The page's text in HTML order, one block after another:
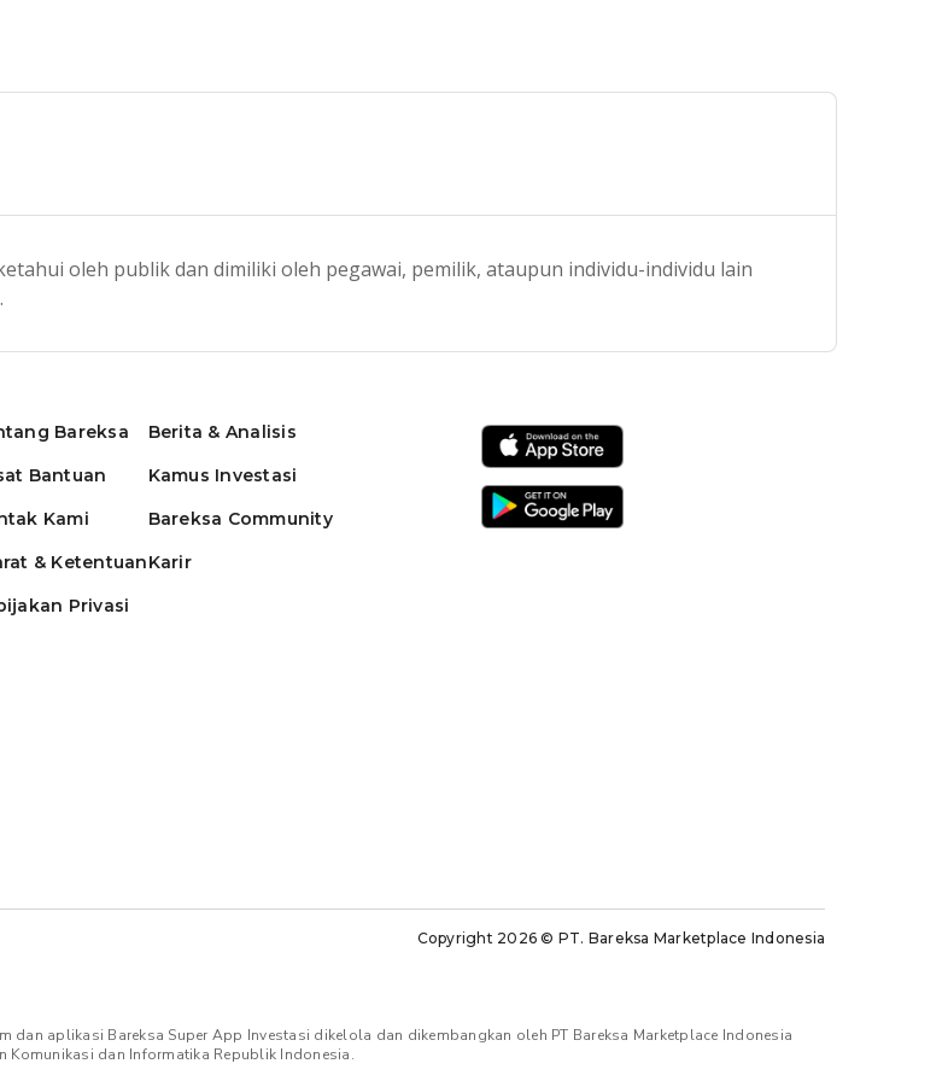
oleh publik dan dimiliki oleh pegawai, pemilik, ataupun individu-individu lain
Bareksa
Bantuan
Kami
& Ketentuan
Privasi
Berita & Analisis
Kamus Investasi
Bareksa Community
Karir
Copyright 2026© PT. Bareksa Marketplace Indonesia
aplikasi Bareksa Super App Investasi dikelola dan dikembangkan oleh PT Bareksa Marketplace Indonesia
Komunikasi dan Informatika Republik Indonesia.